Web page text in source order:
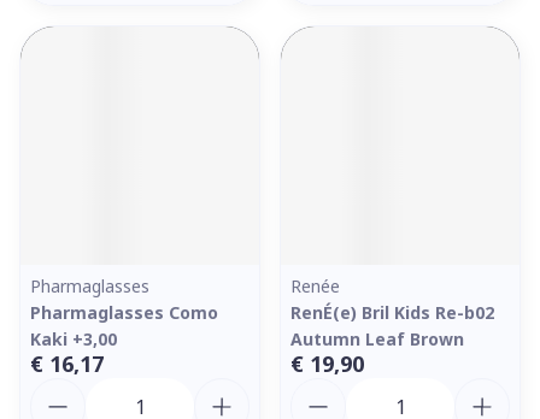
Pharmaglasses
Pharmaglasses Como
Kaki +3,00
€ 16,17
Renée
RenÉ(e) Bril Kids Re-b02
Autumn Leaf Brown
€ 19,90